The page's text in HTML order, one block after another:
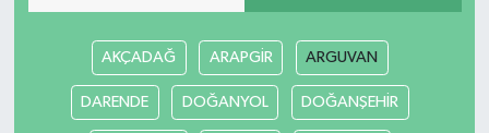
AKÇADAĞ ARAPGİR ARGUVAN
DARENDE DOĞANYOL DOĞANŞEHİR